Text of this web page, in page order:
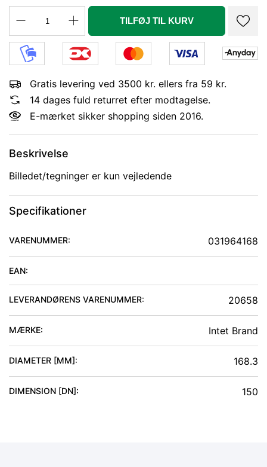
TILFØJ TIL KURV
Gratis levering ved 3500 kr. ellers fra 59 kr.
14 dages fuld returret efter modtagelse.
E-mærket sikker shopping siden 2016.
Beskrivelse
Billedet/tegninger er kun vejledende
Specifikationer
VARENUMMER: 031964168
EAN:
LEVERANDØRENS VARENUMMER: 20658
MÆRKE: Intet Brand
DIAMETER [MM]: 168.3
DIMENSION [DN]: 150